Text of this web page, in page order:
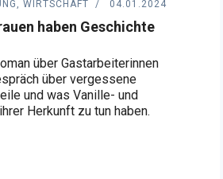
WIRTSCHAFT 04.01.2024
haben Geschichte
über Gastarbeiterinnen
über vergessene
und was Vanille- und
Herkunft zu tun haben.